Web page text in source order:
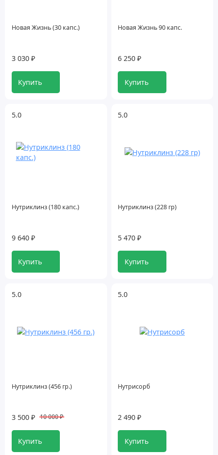
У
Х
Ц
Новая Жизнь (30 капс.)
3 030 ₽
Купить
Новая Жизнь 90 капс.
6 250 ₽
Купить
5.0
Нутриклинз (180 капс.)
9 640 ₽
Купить
5.0
Нутриклинз (228 гр)
5 470 ₽
Купить
5.0
Нутриклинз (456 гр.)
3 500 ₽ 10 000 ₽
Купить
5.0
Нутрисорб
2 490 ₽
Купить